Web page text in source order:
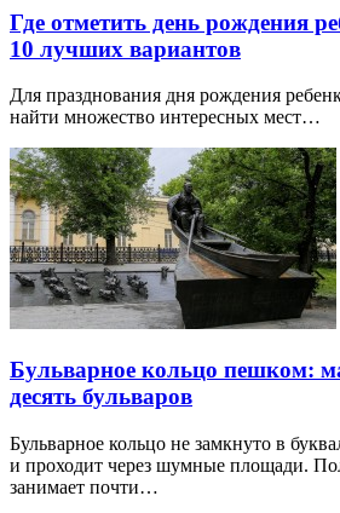
Где отметить день рождения
10 лучших вариантов
Для празднования дня рождения
найти множество интересных мест…
Бульварное кольцо пешком:
десять бульваров
Бульварное кольцо не замкнуто в
и проходит через шумные площади.
занимает почти…